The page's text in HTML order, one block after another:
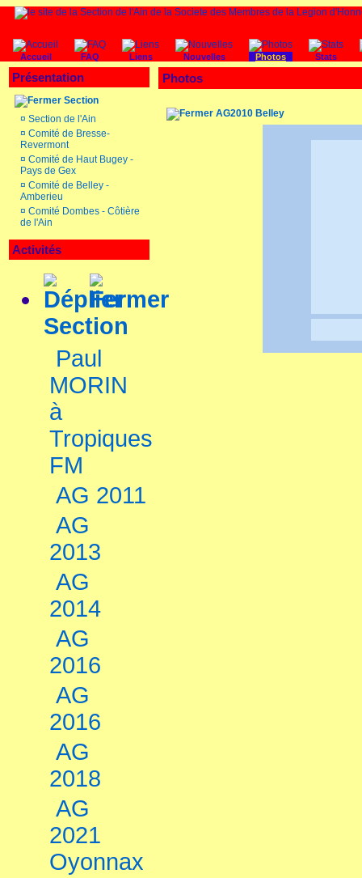
Accueil FAQ Liens Nouvelles Photos Stats
Présentation
Section
¤ Section de l'Ain
¤ Comité de Bresse-
Revermont
¤ Comité de Haut Bugey -
Pays de Gex
¤ Comité de Belley -
Amberieu
¤ Comité Dombes - Côtière
de l'Ain
Activités
Section
Paul
MORIN
à
Tropiques
FM
AG 2011
AG
2013
AG
2014
AG
2016
AG
2016
AG
2018
AG
2021
Oyonnax
Photos
AG2010 Belley